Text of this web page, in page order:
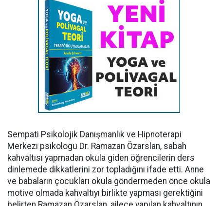
Sempati Psikolojik Danışmanlık ve Hipnoterapi
Merkezi psikologu Dr. Ramazan Özarslan, sabah
kahvaltısı yapmadan okula giden öğrencilerin ders
dinlemede dikkatlerini zor topladığını ifade etti. Anne
ve babaların çocukları okula göndermeden önce okula
motive olmada kahvaltıyı birlikte yapması gerektiğini